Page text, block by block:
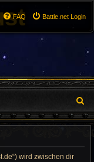
Battle.net Login
FAQ
u
wird zwischen dir